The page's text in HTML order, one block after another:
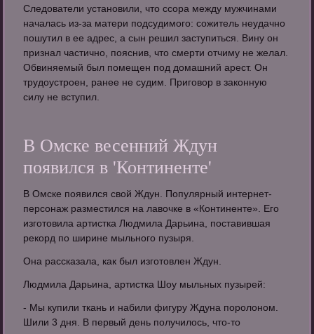
Следователи установили, что ссора между мужчинами
началась из-за матери подсудимого: сожитель неудачно
пошутил в ее адрес, а сын решил заступиться. Вину он
признал частично, пояснив, что смерти отчиму не желал.
Обвиняемый был помещен под домашний арест. Он
трудоустроен, ранее не судим. Приговор в законную
силу не вступил.
В Омске весенний Ждун
появился в 'Континенте'
В Омске появился свой Ждун. Популярный интернет-
персонаж разместился на лавочке в «Континенте». Его
изготовила артистка Людмила Дарьина, поставившая
рекорд по ширине мыльного пузыря.
Она рассказала, как был изготовлен Ждун.
Людмила Дарьина, артистка Шоу мыльных пузырей:
- Мы купили ткань и набили фигуру Ждуна поролоном.
Шили 3 дня. В первый день получилось, что-то